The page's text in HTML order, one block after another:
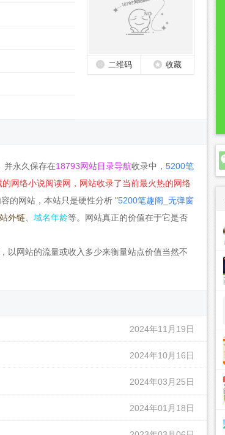
二维码 收藏
并永久保存在18793网站目录导航收录中， 5200笔
网络小说阅读网，网站收录了当前最火热的网络
的网站，本站只是硬性分析 "5200笔趣阁_无弹窗
外链 域名年龄等。网站真正的价值在于它是否
以网站的流量或收入多少来衡量站点价值当然不
2024年11月19日
2024年10月16日
2024年03月25日
2024年01月18日